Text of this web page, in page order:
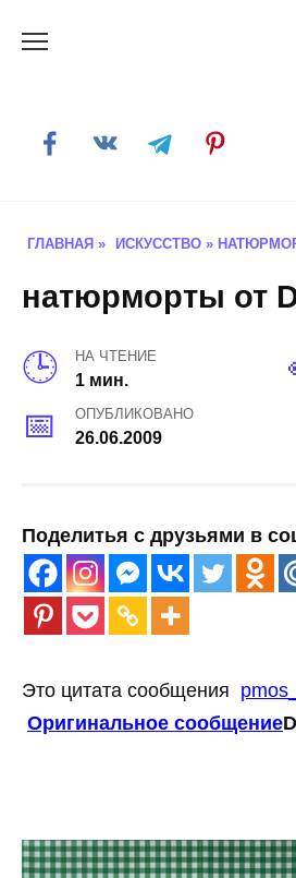
ГЛАВНАЯ » ИСКУССТВО »
натюрморты от
НА ЧТЕНИЕ
1 мин.
ОПУБЛИКОВАНО
26.06.2009
Поделитья с друзьями в
Это цитата сообщения
Оригинальное сообщение